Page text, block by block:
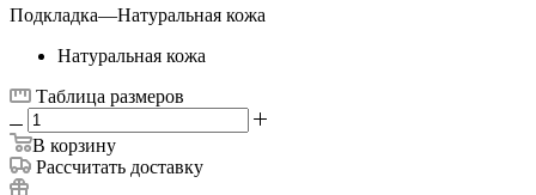
Подкладка—Натуральная кожа
Натуральная кожа
Таблица размеров
В корзину
Рассчитать доставку